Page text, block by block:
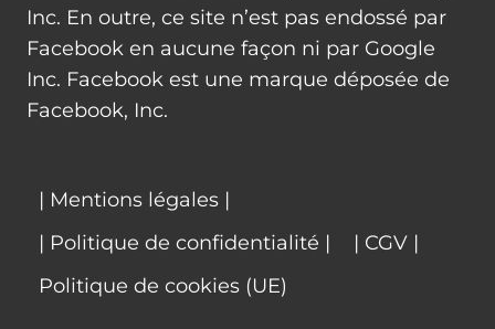
Inc. En outre, ce site n’est pas endossé par
Facebook en aucune façon ni par Google
Inc. Facebook est une marque déposée de
Facebook, Inc.
| Mentions légales |
| Politique de confidentialité |
| CGV |
Politique de cookies (UE)